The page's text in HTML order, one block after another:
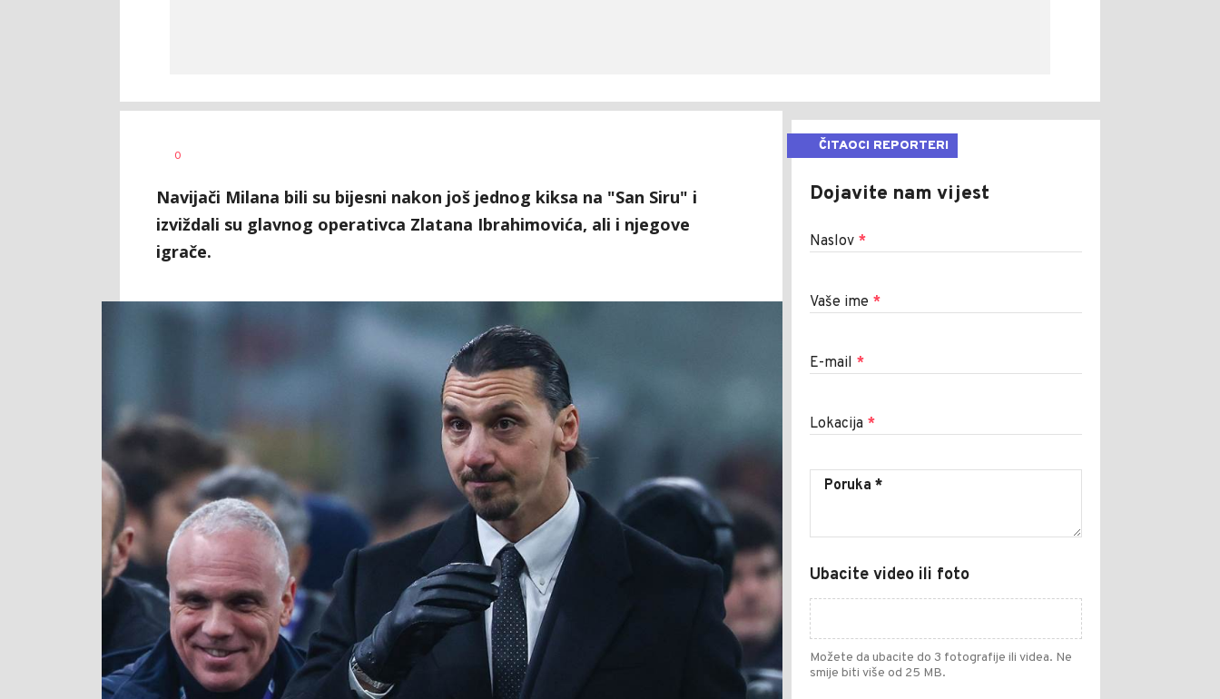
0
Navijači Milana bili su bijesni nakon još jednog kiksa na "San Siru" i
izviždali su glavnog operativca Zlatana Ibrahimovića, ali i njegove
igrače.
ČITAOCI REPORTERI
Dojavite nam vijest
Naslov *
Vaše ime *
E-mail *
Lokacija *
Ubacite video ili foto
Možete da ubacite do 3 fotografije ili videa. Ne
smije biti više od 25 MB.